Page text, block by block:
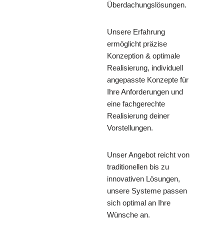
Überdachungslösungen.
Unsere Erfahrung
ermöglicht präzise
Konzeption & optimale
Realisierung, individuell
angepasste Konzepte für
Ihre Anforderungen und
eine fachgerechte
Realisierung deiner
Vorstellungen.
Unser Angebot reicht von
traditionellen bis zu
innovativen Lösungen,
unsere Systeme passen
sich optimal an Ihre
Wünsche an.